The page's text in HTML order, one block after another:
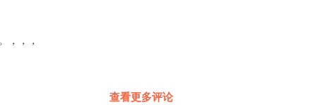
，，，
查看更多评论